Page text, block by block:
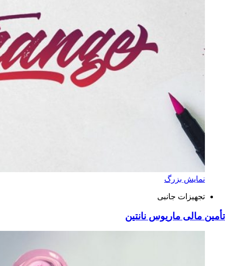
نمایش بزرگ
تجهیزات جانبی
تأمین مالی ماریوس نانتین